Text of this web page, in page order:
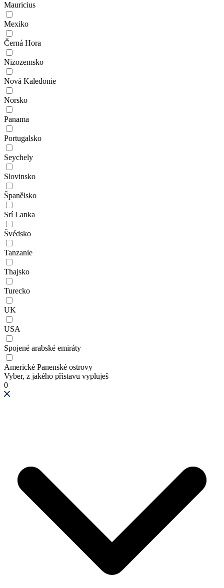
Mauricius
Mexiko
Černá Hora
Nizozemsko
Nová Kaledonie
Norsko
Panama
Portugalsko
Seychely
Slovinsko
Španělsko
Srí Lanka
Švédsko
Tanzanie
Thajsko
Turecko
UK
USA
Spojené arabské emiráty
Americké Panenské ostrovy
Vyber, z jakého přístavu vypluješ
0